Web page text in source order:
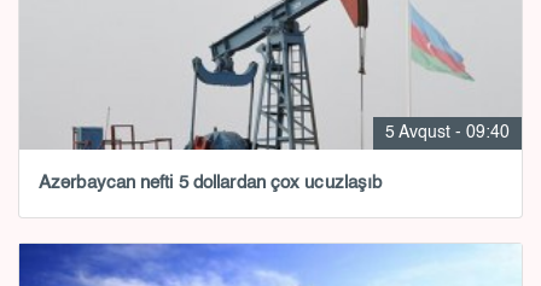
5 Avqust - 09:40
Azərbaycan nefti 5 dollardan çox ucuzlaşıb